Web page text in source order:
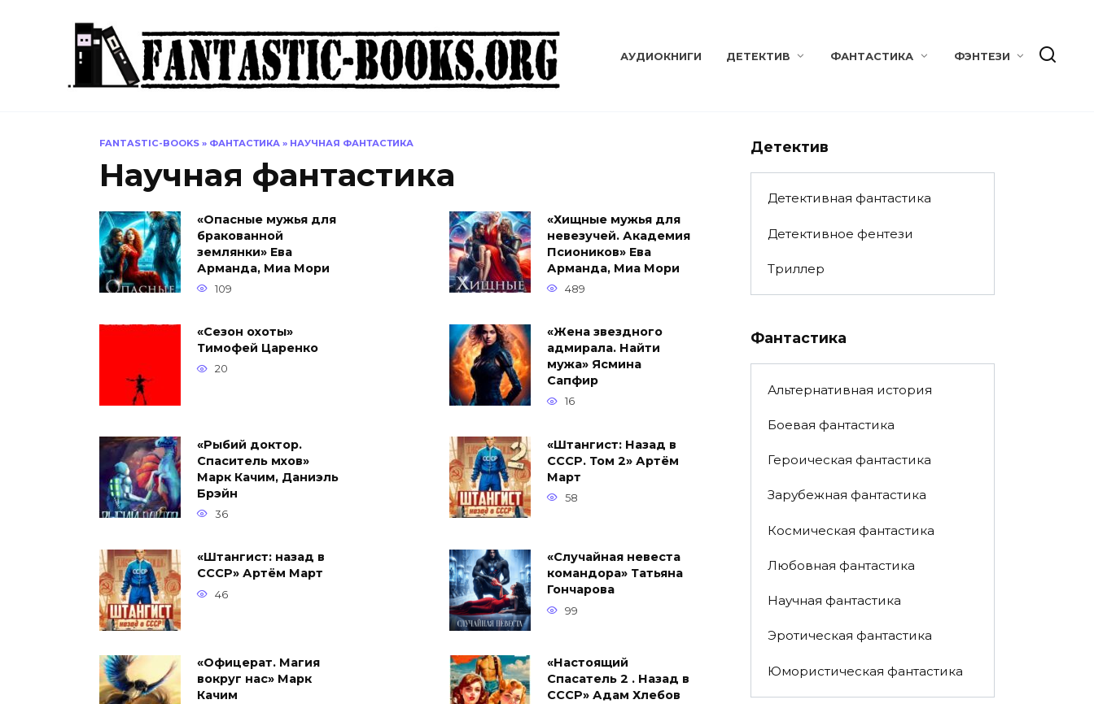
содержанию
АУДИОКНИГИ ДЕТЕКТИВ ФАНТАСТИКА ФЭНТЕЗИ
FANTASTIC-BOOKS » ФАНТАСТИКА » НАУЧНАЯ ФАНТАСТИКА
Научная фантастика
«Опасные мужья для
бракованной
землянки» Ева
Арманда, Миа Мори
109
«Хищные мужья для
невезучей. Академия
Псиоников» Ева
Арманда, Миа Мори
489
«Сезон охоты»
Тимофей Царенко
20
«Жена звездного
адмирала. Найти
мужа» Ясмина
Сапфир
16
«Рыбий доктор.
Спаситель мхов»
Марк Качим, Даниэль
Брэйн
36
«Штангист: Назад в
СССР. Том 2» Артём
Март
58
«Штангист: назад в
СССР» Артём Март
46
«Случайная невеста
командора» Татьяна
Гончарова
99
«Офицерат. Магия
вокруг нас» Марк
Качим
«Настоящий
Спасатель 2 . Назад в
СССР» Адам Хлебов
Детектив
Детективная фантастика
Детективное фентези
Триллер
Фантастика
Альтернативная история
Боевая фантастика
Героическая фантастика
Зарубежная фантастика
Космическая фантастика
Любовная фантастика
Научная фантастика
Эротическая фантастика
Юмористическая фантастика